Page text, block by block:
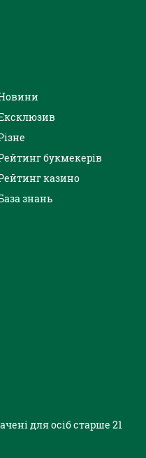
букмекерів
казино
знань
для осіб старше 21